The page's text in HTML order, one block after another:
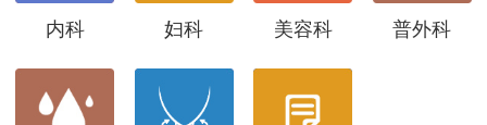
内科 妇科 美容科 普外科